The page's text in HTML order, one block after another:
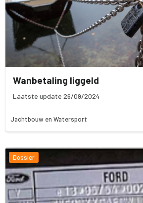
Wanbetaling liggeld
Laatste update 26/09/2024
Jachtbouw en Watersport
Dossier